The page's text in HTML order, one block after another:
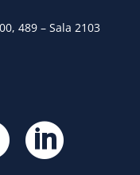
489 – Sala 2103
